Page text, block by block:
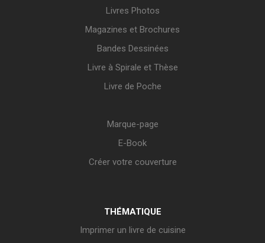
Livres Photos
Magazines et Brochures
Bandes Dessinées
Livre à Spirale et Thèse
Livre de Poche
Marque-page
E-Book
Créer votre couverture
THÉMATIQUE
Imprimer un livre de cuisine